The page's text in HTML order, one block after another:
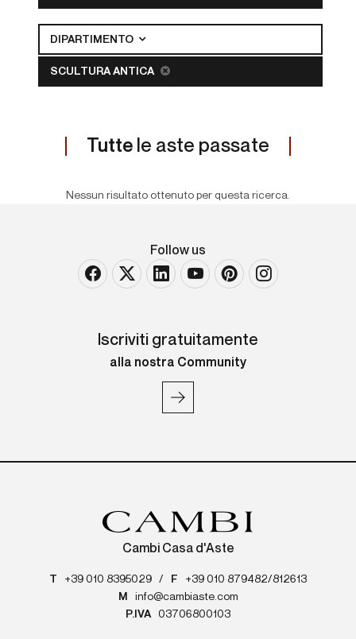
DIPARTIMENTO
SCULTURA ANTICA
Tutte le aste passate
Nessun risultato ottenuto per questa ricerca.
Follow us
Iscriviti gratuitamente
alla nostra Community
Cambi Casa d'Aste
T +39 010 8395029 / F
+39 010 879482/812613
M
info@cambiaste.com
P.IVA
03706800103